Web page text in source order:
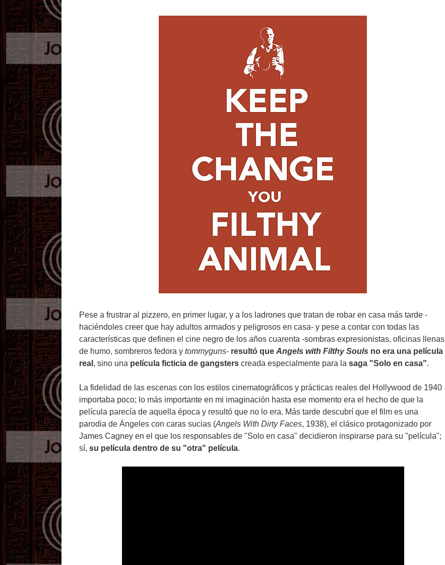
Pese a frustrar al pizzero, en primer lugar, y a los ladrones que tratan de robar en casa más tarde -
haciéndoles creer que hay adultos armados y peligrosos en casa- y pese a contar con todas las
características que definen el cine negro de los años cuarenta -sombras expresionistas, oficinas llenas
de humo, sombreros fedora y tommyguns- resultó que Angels with Filthy Souls no era una película
real , sino una película ficticia de gangsters creada especialmente para la saga "Solo en casa".
La fidelidad de las escenas con los estilos cinematográficos y prácticas reales del Hollywood de 1940
importaba poco; lo más importante en mi imaginación hasta ese momento era el hecho de que la
película parecía de aquella época y resultó que no lo era. Más tarde descubrí que el film es una
parodia de Ángeles con caras sucias (Angels With Dirty Faces, 1938), el clásico protagonizado por
James Cagney en el que los responsables de "Solo en casa" decidieron inspirarse para su "película";
sí, su película dentro de su "otra" película.